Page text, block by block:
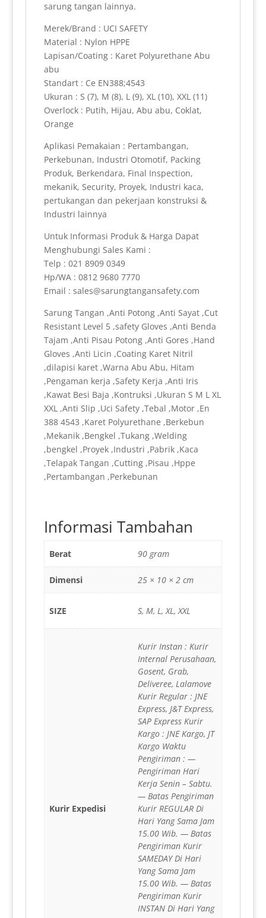
sarung tangan lainnya.
Merek/Brand : UCI SAFETY
Material : Nylon HPPE
Lapisan/Coating : Karet Polyurethane Abu
abu
Standart : Ce EN388;4543
Ukuran : S (7), M (8), L (9), XL (10), XXL (11)
Overlock : Putih, Hijau, Abu abu, Coklat,
Orange
Aplikasi Pemakaian : Pertambangan,
Perkebunan, Industri Otomotif, Packing
Produk, Berkendara, Final Inspection,
mekanik, Security, Proyek, Industri kaca,
pertukangan dan pekerjaan konstruksi &
Industri lainnya
Untuk Informasi Produk & Harga Dapat
Menghubungi Sales Kami :
Telp : 021 8909 0349
Hp/WA : 0812 9680 7770
Email : sales@sarungtangansafety.com
Sarung Tangan ,Anti Potong ,Anti Sayat ,Cut
Resistant Level 5 ,safety Gloves ,Anti Benda
Tajam ,Anti Pisau Potong ,Anti Gores ,Hand
Gloves ,Anti Licin ,Coating Karet Nitril
,dilapisi karet ,Warna Abu Abu, Hitam
,Pengaman kerja ,Safety Kerja ,Anti Iris
,Kawat Besi Baja ,Kontruksi ,Ukuran S M L XL
XXL ,Anti Slip ,Uci Safety ,Tebal ,Motor ,En
388 4543 ,Karet Polyurethane ,Berkebun
,Mekanik ,Bengkel ,Tukang ,Welding
,bengkel ,Proyek ,Industri ,Pabrik ,Kaca
,Telapak Tangan ,Cutting ,Pisau ,Hppe
,Pertambangan ,Perkebunan
Informasi Tambahan
Berat 90 gram
Dimensi 25 × 10 × 2 cm
SIZE S, M, L, XL, XXL
Kurir Expedisi
Kurir Instan : Kurir
Internal Perusahaan,
Gosent, Grab,
Deliveree, Lalamove
Kurir Regular : JNE
Express, J&T Express,
SAP Express Kurir
Kargo : JNE Kargo, JT
Kargo Waktu
Pengiriman : —
Pengiriman Hari
Kerja Senin – Sabtu.
— Batas Pengiriman
Kurir REGULAR Di
Hari Yang Sama Jam
15.00 Wib. — Batas
Pengiriman Kurir
SAMEDAY Di Hari
Yang Sama Jam
15.00 Wib. — Batas
Pengiriman Kurir
INSTAN Di Hari Yang